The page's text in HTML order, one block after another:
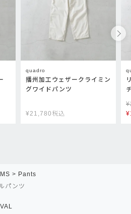
quadro
播州加工ウェザークライミン
グワイドパンツ
¥21,780 税込
¥
¥
Pants
パンツ